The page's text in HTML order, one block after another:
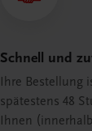
Schnell und
Ihre Bestellung
spätestens 48
Ihnen